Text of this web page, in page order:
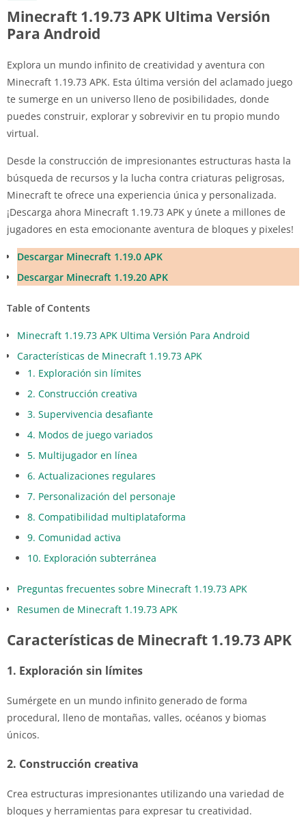
Minecraft 1.19.73 APK Ultima Versión
Para Android
Explora un mundo infinito de creatividad y aventura con
Minecraft 1.19.73 APK. Esta última versión del aclamado juego
te sumerge en un universo lleno de posibilidades, donde
puedes construir, explorar y sobrevivir en tu propio mundo
virtual.
Desde la construcción de impresionantes estructuras hasta la
búsqueda de recursos y la lucha contra criaturas peligrosas,
Minecraft te ofrece una experiencia única y personalizada.
¡Descarga ahora Minecraft 1.19.73 APK y únete a millones de
jugadores en esta emocionante aventura de bloques y pixeles!
Descargar Minecraft 1.19.0 APK
Descargar Minecraft 1.19.20 APK
Table of Contents
Minecraft 1.19.73 APK Ultima Versión Para Android
Características de Minecraft 1.19.73 APK
1. Exploración sin límites
2. Construcción creativa
3. Supervivencia desafiante
4. Modos de juego variados
5. Multijugador en línea
6. Actualizaciones regulares
7. Personalización del personaje
8. Compatibilidad multiplataforma
9. Comunidad activa
10. Exploración subterránea
Preguntas frecuentes sobre Minecraft 1.19.73 APK
Resumen de Minecraft 1.19.73 APK
Características de Minecraft 1.19.73 APK
1. Exploración sin límites
Sumérgete en un mundo infinito generado de forma
procedural, lleno de montañas, valles, océanos y biomas
únicos.
2. Construcción creativa
Crea estructuras impresionantes utilizando una variedad de
bloques y herramientas para expresar tu creatividad.